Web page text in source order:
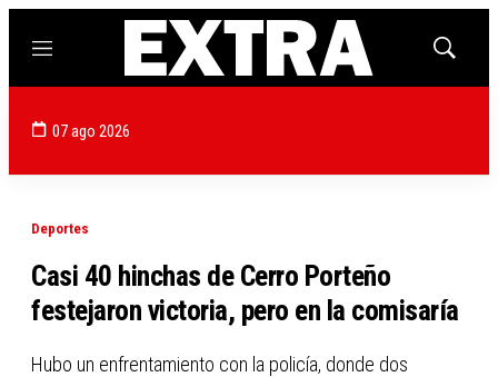
Menú
Mostrar
07 ago 2026
Deportes
Casi 40 hinchas de Cerro Porteño
festejaron victoria, pero en la comisaría
Hubo un enfrentamiento con la policía, donde dos